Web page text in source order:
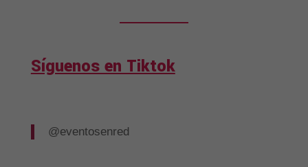
Síguenos en Tiktok
@eventosenred